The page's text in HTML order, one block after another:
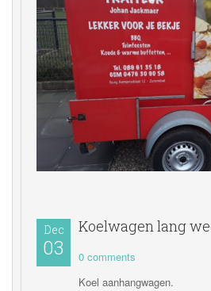
Dec
03
Koelwagen lang
0 comments
Koel aanhangwagen.